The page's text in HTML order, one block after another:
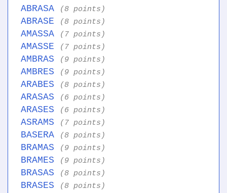
ABRASA (8 points)
ABRASE (8 points)
AMASSA (7 points)
AMASSE (7 points)
AMBRAS (9 points)
AMBRES (9 points)
ARABES (8 points)
ARASAS (6 points)
ARASES (6 points)
ASRAMS (7 points)
BASERA (8 points)
BRAMAS (9 points)
BRAMES (9 points)
BRASAS (8 points)
BRASES (8 points)